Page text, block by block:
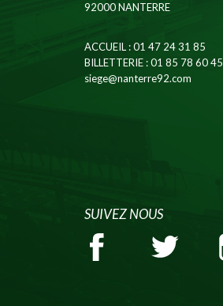
92000 NANTERRE
ACCUEIL: 01 47 24 31 85
BILLETTERIE: 01 85 78 60 45
siege@nanterre92.com
SUIVEZ NOUS